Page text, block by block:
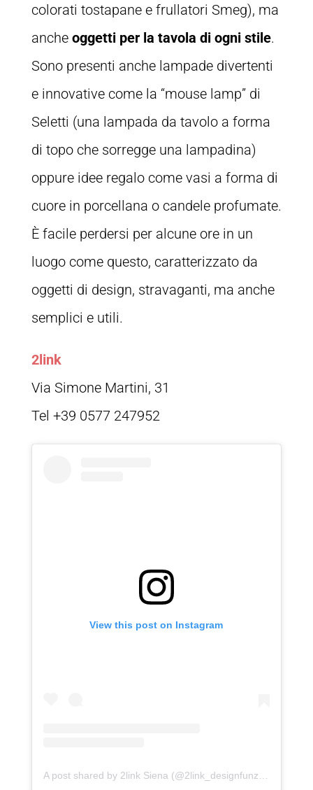
colorati tostapane e frullatori Smeg), ma
anche oggetti per la tavola di ogni stile.
Sono presenti anche lampade divertenti
e innovative come la “mouse lamp” di
Seletti (una lampada da tavolo a forma
di topo che sorregge una lampadina)
oppure idee regalo come vasi a forma di
cuore in porcellana o candele profumate.
È facile perdersi per alcune ore in un
luogo come questo, caratterizzato da
oggetti di design, stravaganti, ma anche
semplici e utili.
2link
Via Simone Martini, 31
Tel +39 0577 247952
View this post on Instagram
A post shared by 2link Siena (@2link_designfunzionale)